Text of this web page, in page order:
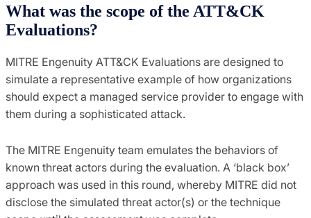
What was the scope of the ATT&CK
Evaluations?
MITRE Engenuity ATT&CK Evaluations are designed to
simulate a representative example of how organizations
should expect a managed service provider to engage with
them during a sophisticated attack.
The MITRE Engenuity team emulates the behaviors of
known threat actors during the evaluation. A ‘black box’
approach was used in this round, whereby MITRE did not
disclose the simulated threat actor(s) or the technique